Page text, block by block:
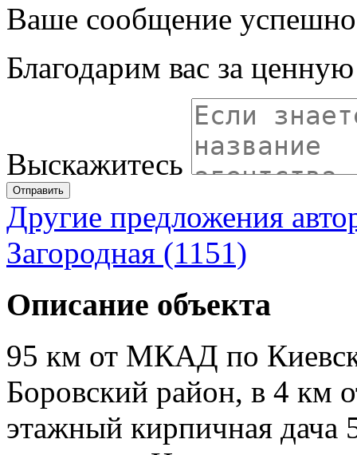
Ваше сообщение успешно
Благодарим вас за
Выскажитесь
Отправить
Другие предложения
Загородная (1151)
Описание объекта
95 км от МКАД по
Боровский район, в 4 км
этажный кирпичная